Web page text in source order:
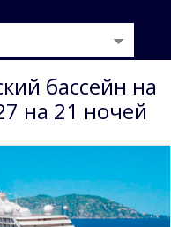
бассейн на
на 21 ночей